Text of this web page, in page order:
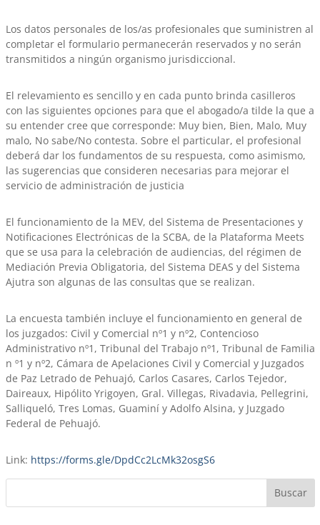
Los datos personales de los/as profesionales que suministren al
completar el formulario permanecerán reservados y no serán
transmitidos a ningún organismo jurisdiccional.
El relevamiento es sencillo y en cada punto brinda casilleros
con las siguientes opciones para que el abogado/a tilde la que a
su entender cree que corresponde: Muy bien, Bien, Malo, Muy
malo, No sabe/No contesta. Sobre el particular, el profesional
deberá dar los fundamentos de su respuesta, como asimismo,
las sugerencias que consideren necesarias para mejorar el
servicio de administración de justicia
El funcionamiento de la MEV, del Sistema de Presentaciones y
Notificaciones Electrónicas de la SCBA, de la Plataforma Meets
que se usa para la celebración de audiencias, del régimen de
Mediación Previa Obligatoria, del Sistema DEAS y del Sistema
Ajutra son algunas de las consultas que se realizan.
La encuesta también incluye el funcionamiento en general de
los juzgados: Civil y Comercial nº1 y nº2, Contencioso
Administrativo nº1, Tribunal del Trabajo nº1, Tribunal de Familia
n º1 y nº2, Cámara de Apelaciones Civil y Comercial y Juzgados
de Paz Letrado de Pehuajó, Carlos Casares, Carlos Tejedor,
Daireaux, Hipólito Yrigoyen, Gral. Villegas, Rivadavia, Pellegrini,
Salliqueló, Tres Lomas, Guaminí y Adolfo Alsina, y Juzgado
Federal de Pehuajó.
Link: https://forms.gle/DpdCc2LcMk32osgS6